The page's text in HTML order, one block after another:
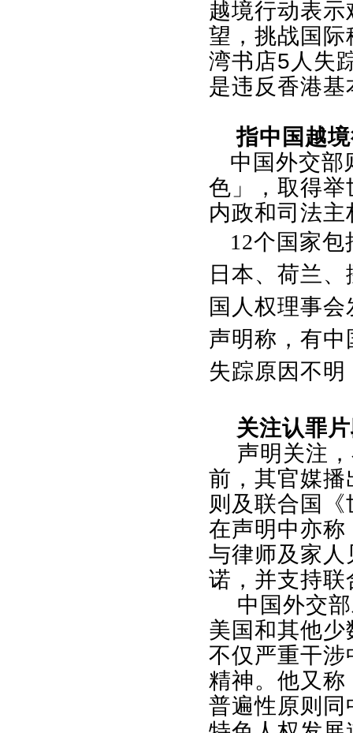
越境行动表
望，挑战国
湾书店5 人失
是违反香港
指中国越
中国外交部
色」，取得
内政和司法主
12个国家包
日本、荷兰
国人权理事
声明称，有
失踪原因不
关注认罪
声明关注
前，其官媒
则及联合国
在声明中亦
与律师及家
诺，并支持
中国外交
美国和其他
不仅严重干
精神。他又
普遍性原则